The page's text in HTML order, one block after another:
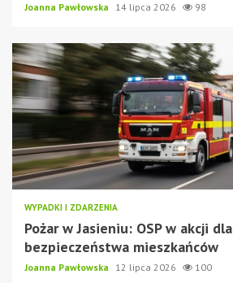
Joanna Pawłowska 14 lipca 2026 98
WYPADKI I ZDARZENIA
Pożar w Jasieniu: OSP w akcji dla
bezpieczeństwa mieszkańców
Joanna Pawłowska 12 lipca 2026 100